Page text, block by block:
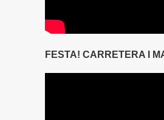
FESTA! CARRETERA I